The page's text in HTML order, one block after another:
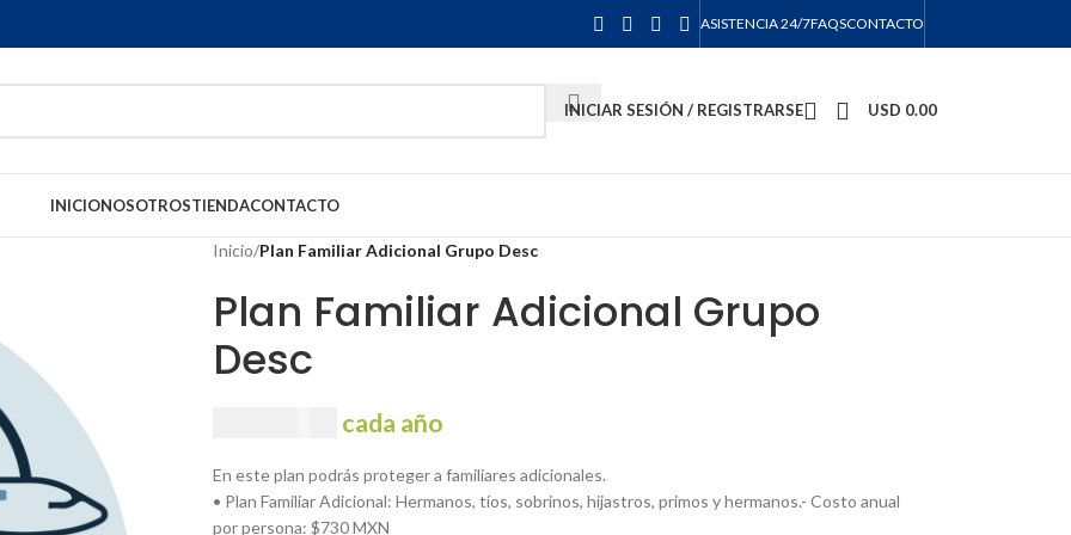
ASISTENCIA 24/7FAQSCONTACTO
INICIAR SESIÓN / REGISTRARSE USD 0.00
INICIONOSOTROSTIENDACONTACTO
Inicio/Plan Familiar Adicional Grupo Desc
Plan Familiar Adicional Grupo
Desc
cada año
En este plan podrás proteger a familiares adicionales.
• Plan Familiar Adicional: Hermanos, tíos, sobrinos, hijastros, primos y hermanos.- Costo anual
por persona: $730 MXN